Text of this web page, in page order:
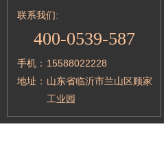
联系我们:
400-0539-587
手机： 15588022228
地址： 山东省临沂市兰山区顾家
工业园